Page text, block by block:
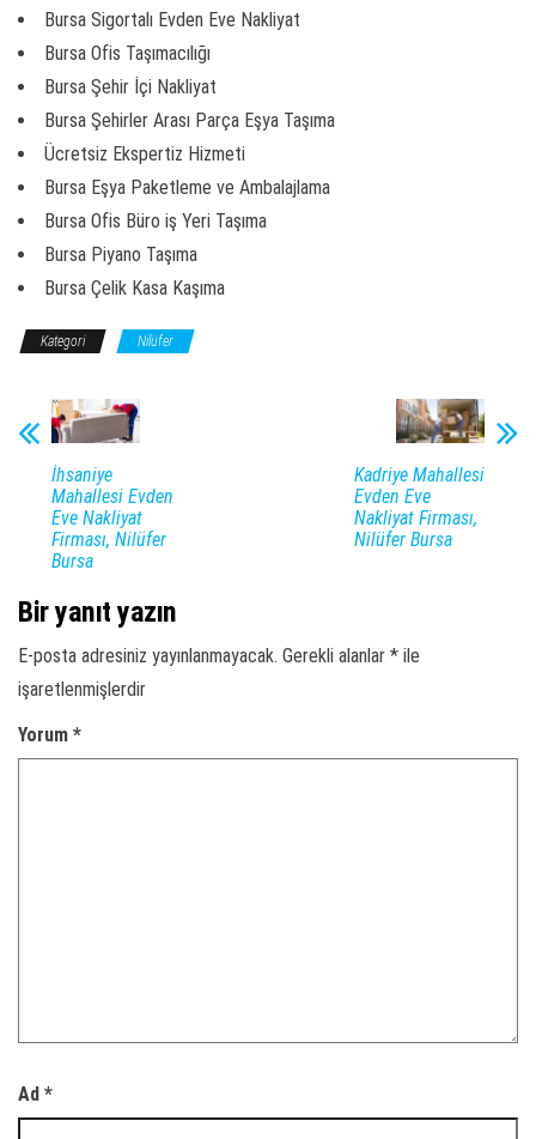
Bursa Sigortalı Evden Eve Nakliyat
Bursa Ofis Taşımacılığı
Bursa Şehir İçi Nakliyat
Bursa Şehirler Arası Parça Eşya Taşıma
Ücretsiz Ekspertiz Hizmeti
Bursa Eşya Paketleme ve Ambalajlama
Bursa Ofis Büro iş Yeri Taşıma
Bursa Piyano Taşıma
Bursa Çelik Kasa Kaşıma
Kategori Nilüfer
İhsaniye
Mahallesi Evden
Eve Nakliyat
Firması, Nilüfer
Bursa
Kadriye Mahallesi
Evden Eve
Nakliyat Firması,
Nilüfer Bursa
Bir yanıt yazın
E-posta adresiniz yayınlanmayacak. Gerekli alanlar * ile
işaretlenmişlerdir
Yorum *
Ad *